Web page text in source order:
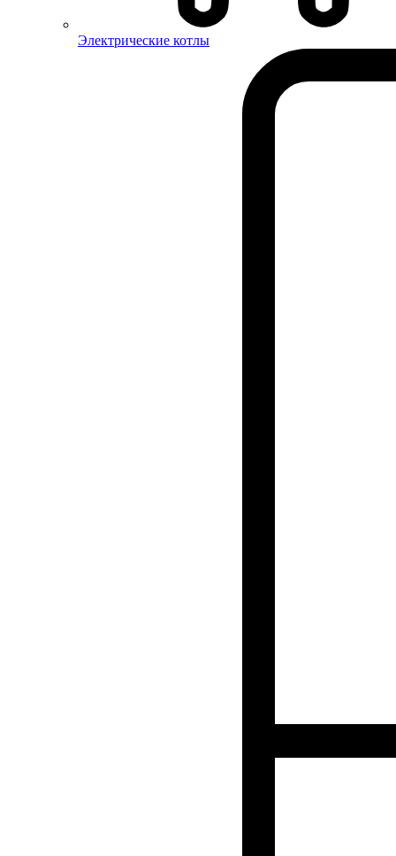
Электрические котлы